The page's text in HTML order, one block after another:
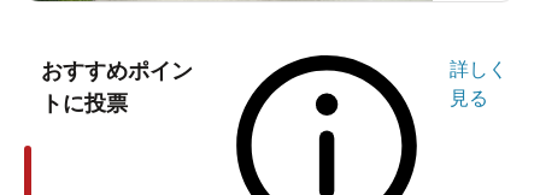
おすすめポイン
トに投票
詳しく
見る